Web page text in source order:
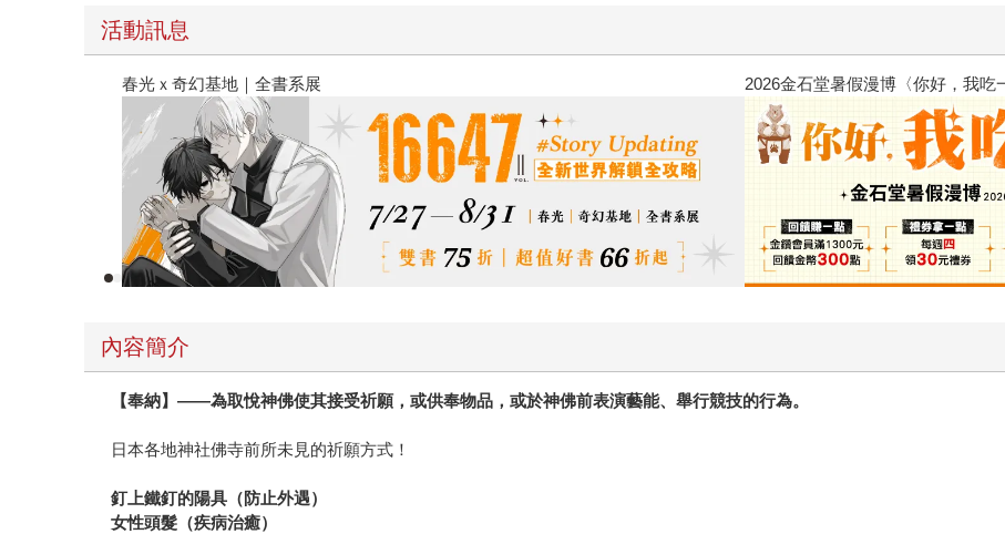
活動訊息
春光ｘ奇幻基地｜全書系展 2026金石堂暑假漫博〈你好，我吃
內容簡介
【奉納】——為取悅神佛使其接受祈願，或供奉物品，或於神佛前表演藝能、舉行競技的行為。
日本各地神社佛寺前所未見的祈願方式！
釘上鐵釘的陽具（防止外遇）
女性頭髮（疾病治癒）